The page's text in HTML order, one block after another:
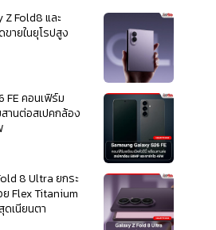
Z Fold8 และ
ายในยุโรปสูง
FE คอนเฟิร์ม
านต่อสเปคกล้อง
8 Ultra ยกระ
Flex Titanium
เนียนตา